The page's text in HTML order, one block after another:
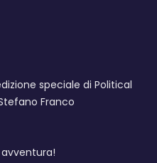
speciale di Political
Franco